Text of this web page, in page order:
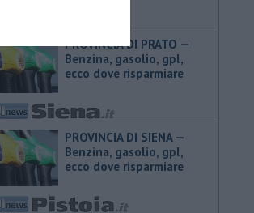
PROVINCIA DI PRATO — ​
Benzina, gasolio, gpl,
ecco dove risparmiare
PROVINCIA DI SIENA — ​
Benzina, gasolio, gpl,
ecco dove risparmiare